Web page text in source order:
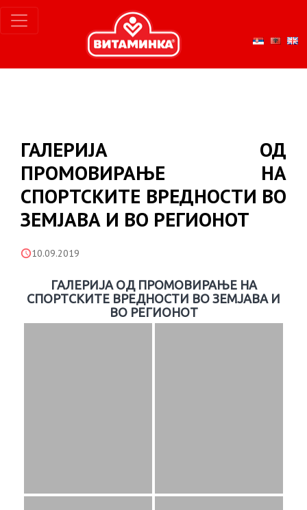
ГАЛЕРИЈА ОД
ПРОМОВИРАЊЕ НА
СПОРТСКИТЕ ВРЕДНОСТИ ВО
ЗЕМЈАВА И ВО РЕГИОНОТ
10.09.2019
ГАЛЕРИЈА ОД ПРОМОВИРАЊЕ НА
СПОРТСКИТЕ ВРЕДНОСТИ ВО ЗЕМЈАВА И
ВО РЕГИОНОТ